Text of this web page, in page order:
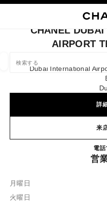
店舗
この検索バーの下に候補が
ブティックカードを閉じる
CHANEL
AIRPORT
Dubai International
詳
来
電話
営
月曜日
火曜日
以下に関するフィルター結
アイウ